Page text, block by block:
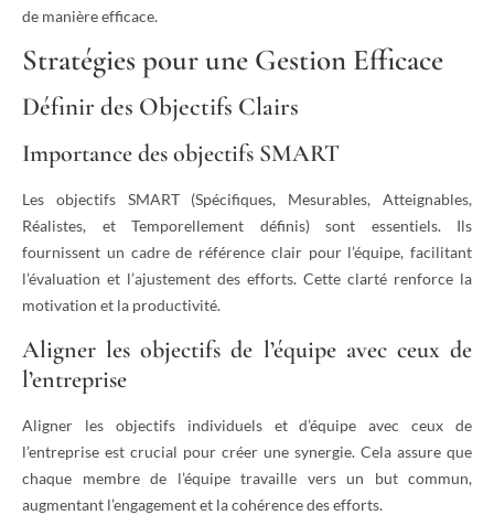
de manière efficace.
Stratégies pour une Gestion Efficace
Définir des Objectifs Clairs
Importance des objectifs SMART
Les objectifs SMART (Spécifiques, Mesurables, Atteignables,
Réalistes, et Temporellement définis) sont essentiels. Ils
fournissent un cadre de référence clair pour l’équipe, facilitant
l’évaluation et l’ajustement des efforts. Cette clarté renforce la
motivation et la productivité.
Aligner les objectifs de l’équipe avec ceux de
l’entreprise
Aligner les objectifs individuels et d’équipe avec ceux de
l’entreprise est crucial pour créer une synergie. Cela assure que
chaque membre de l’équipe travaille vers un but commun,
augmentant l’engagement et la cohérence des efforts.